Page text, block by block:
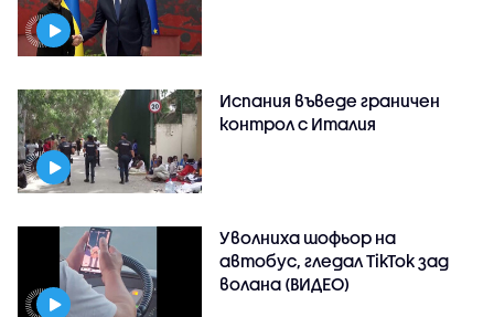
Испания въведе граничен
контрол с Италия
Уволниха шофьор на
автобус, гледал TikTok зад
волана (ВИДЕО)